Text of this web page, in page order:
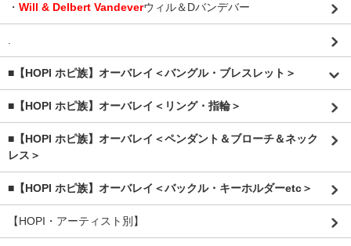
・ Will & Delbert Vandeverウィル＆Dバンデバー
.
■【HOPI ホピ族】オーバレイ＜バングル・ブレスレット＞
■【HOPI ホピ族】オーバレイ＜リング・指輪＞
■【HOPI ホピ族】オーバレイ＜ペンダント＆ブローチ＆ネック
レス＞
■【HOPI ホピ族】オーバレイ＜バックル・キーホルダーetc＞
【HOPI・アーティスト別】